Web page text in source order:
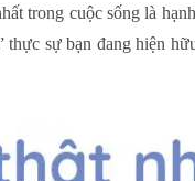
trong cuộc sống là
sự bạn đang hiện